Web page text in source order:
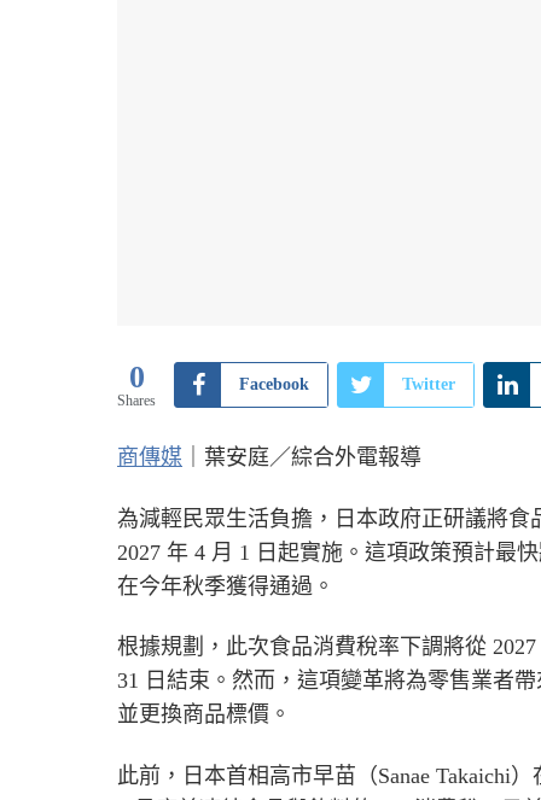
0
Shares
Facebook Twitter
商傳媒 ｜葉安庭／綜合外電報導
為減輕民眾生活負擔，日本政府正研議將
2027 年 4 月 1 日起實施。這項政策預計最
在今年秋季獲得通過。
根據規劃，此次食品消費稅率下調將從
31 日結束。然而，這項變革將為零售業者
並更換商品標價。
此前，日本首相高市早苗（Sanae Takaichi